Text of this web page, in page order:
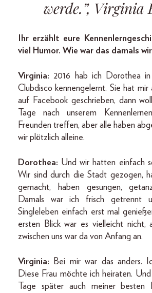
werde.”, Virginia
Ihr erzählt eure
viel Humor. Wie war das damals
Virginia:2016 hab ich Dorothea
Clubdisco kennengelernt. Sie hat mir
auf Facebook geschrieben, dann
Tage nach unserem
Freunden treffen, aber alle haben
wir plötzlich alleine.
Dorothea: Und wir hatten einfach
Wir sind durch die Stadt gezogen,
gemacht, haben gesungen,
Damals war ich frisch getrennt
Singleleben einfach erst mal
ersten Blick war es vielleicht nicht,
zwischen uns war da von Anfang an.
Virginia: Bei mir war das anders.
Diese Frau möchte ich heiraten.
Tage später auch meiner besten